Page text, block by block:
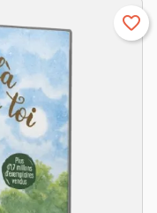
favorite_border